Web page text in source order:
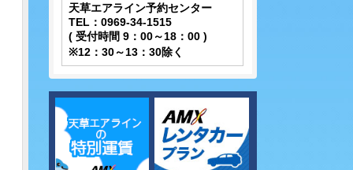
天草エアライン予約センター
TEL：0969-34-1515
( 受付時間 9：00～18：00 )
※12：30～13：30除く